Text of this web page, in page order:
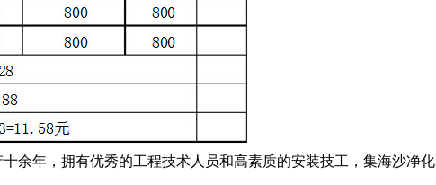
余年，拥有优秀的工程技术人员和高素质的安装技工，集海沙净化